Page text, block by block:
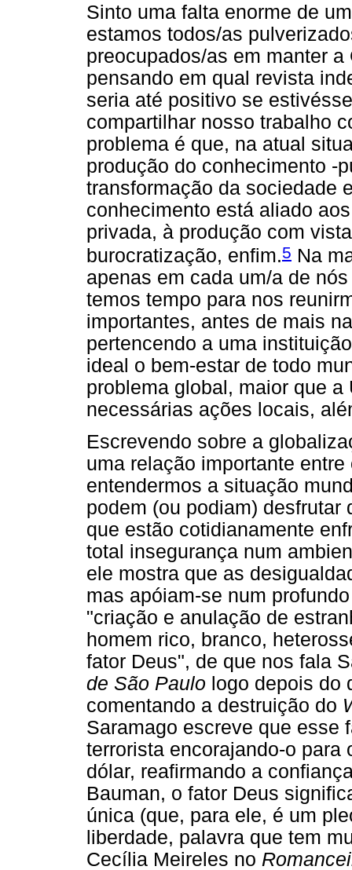
Sinto uma falta enorme de
estamos todos/as
preocupados/as em manter
pensando em qual revista
seria até positivo se
compartilhar nosso trabalho
problema é que, na atual
produção do conhecimento -
transformação da sociedade
conhecimento está aliado
privada, à produção com
burocratização, enfim.5 Na
apenas em cada um/a de
temos tempo para nos
importantes, antes de mais
pertencendo a uma
ideal o bem-estar de todo
problema global, maior que
necessárias ações locais,
Escrevendo sobre a
uma relação importante
entendermos a situação
podem (ou podiam)
que estão cotidianamente
total insegurança num
ele mostra que as
mas apóiam-se num
"criação e anulação de
homem rico, branco,
fator Deus", de que nos fala
de São Paulo logo depois do
comentando a destruição do
Saramago escreve que esse
terrorista encorajando-o para
dólar, reafirmando a
Bauman, o fator Deus
única (que, para ele, é um
liberdade, palavra que tem
Cecília Meireles no